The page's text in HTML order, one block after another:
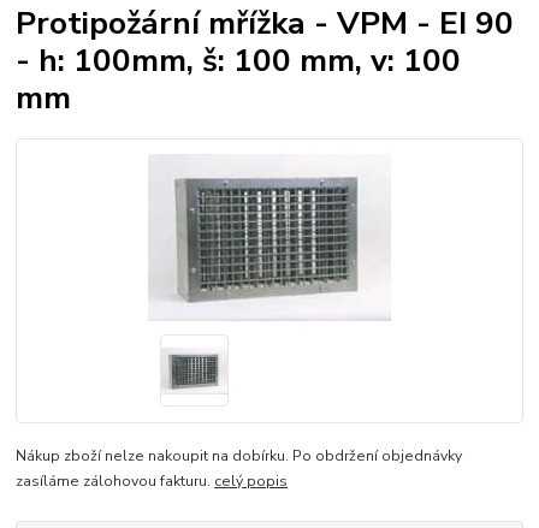
Protipožární mřížka - VPM - EI 90
- h: 100mm, š: 100 mm, v: 100
mm
Nákup zboží nelze nakoupit na dobírku. Po obdržení objednávky
zasíláme zálohovou fakturu. celý popis